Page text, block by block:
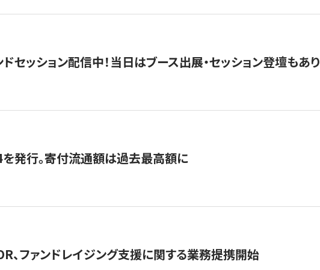
セッション配信中！当日はブース出展・セッション登壇もあり
発行。寄付流通額は過去最高額に
、ファンドレイジング支援に関する業務提携開始